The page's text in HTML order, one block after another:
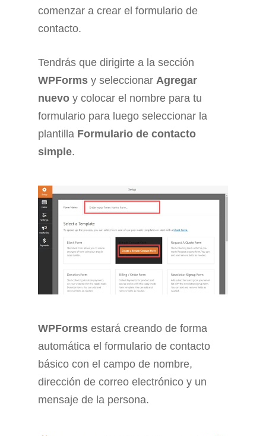
comenzar a crear el formulario de
contacto.
Tendrás que dirigirte a la sección
WPForms y seleccionar Agregar
nuevo y colocar el nombre para tu
formulario para luego seleccionar la
plantilla Formulario de contacto
simple.
WPForms estará creando de forma
automática el formulario de contacto
básico con el campo de nombre,
dirección de correo electrónico y un
mensaje de la persona.